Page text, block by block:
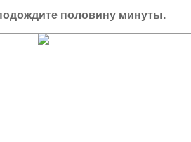
половину минуты.